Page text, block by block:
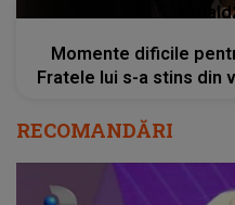
Momente dificile
Fratele lui s-a stins din
RECOMANDĂRI